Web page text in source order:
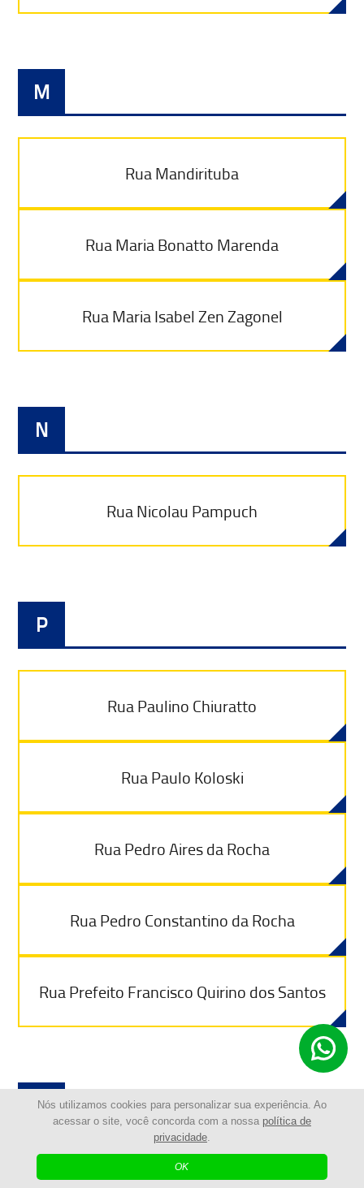
Nós utilizamos cookies para personalizar sua experiência. Ao
acessar o site, você concorda com a nossa política de
privacidade.
OK
M
Rua Mandirituba
Rua Maria Bonatto Marenda
Rua Maria Isabel Zen Zagonel
N
Rua Nicolau Pampuch
P
Rua Paulino Chiuratto
Rua Paulo Koloski
Rua Pedro Aires da Rocha
Rua Pedro Constantino da Rocha
Rua Prefeito Francisco Quirino dos Santos
R